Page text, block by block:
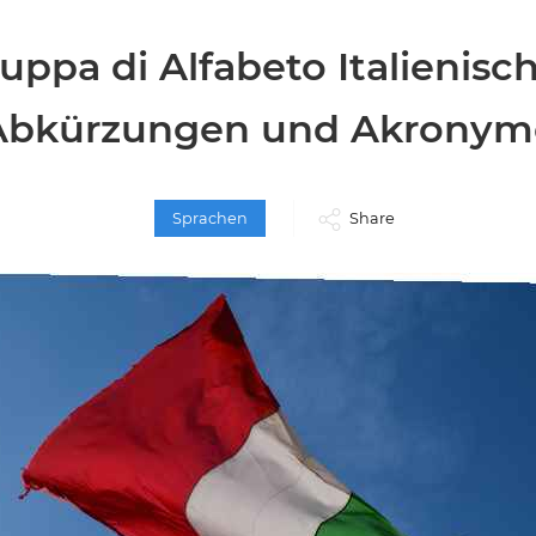
di Alfabeto
und
Sprachen Share